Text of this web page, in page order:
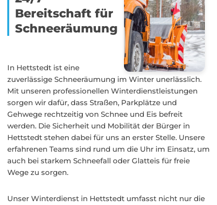
Bereitschaft für
Schneeräumung
In Hettstedt ist eine
zuverlässige Schneeräumung im Winter unerlässlich.
Mit unseren professionellen Winterdienstleistungen
sorgen wir dafür, dass Straßen, Parkplätze und
Gehwege rechtzeitig von Schnee und Eis befreit
werden. Die Sicherheit und Mobilität der Bürger in
Hettstedt stehen dabei für uns an erster Stelle. Unsere
erfahrenen Teams sind rund um die Uhr im Einsatz, um
auch bei starkem Schneefall oder Glatteis für freie
Wege zu sorgen.
Unser Winterdienst in Hettstedt umfasst nicht nur die